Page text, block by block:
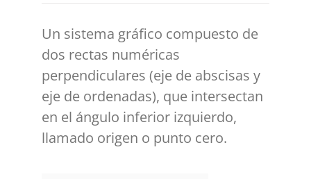
Un sistema gráfico compuesto de
dos rectas numéricas
perpendiculares (eje de abscisas y
eje de ordenadas), que intersectan
en el ángulo inferior izquierdo,
llamado origen o punto cero.